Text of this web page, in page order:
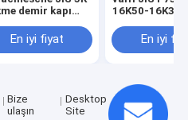
demir kapı
16k
En iyi fiyat
16K50-16K350
En iyi
Bize
ulaşın
Desktop
Site